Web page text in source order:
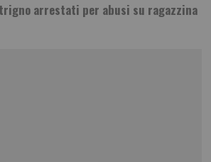
arrestati per abusi su ragazzina